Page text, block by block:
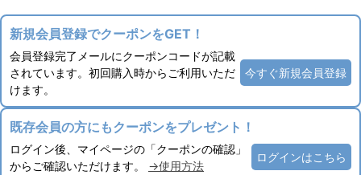
新規会員登録でクーポンをGET！
会員登録完了メールにクーポンコードが記載
されています。初回購入時からご利用いただ
けます。
今すぐ新規会員登録
既存会員の方にもクーポンをプレゼント！
ログイン後、マイページの「クーポンの確認」
からご確認いただけます。 →使用方法
ログインはこちら